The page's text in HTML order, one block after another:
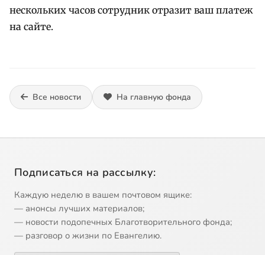
нескольких часов сотрудник отразит ваш платеж
на сайте.
Все новости На главную фонда
Подписаться на рассылку:
Каждую неделю в вашем почтовом ящике:
— анонсы лучших материалов;
— новости подопечных Благотворительного фонда;
— разговор о жизни по Евангелию.